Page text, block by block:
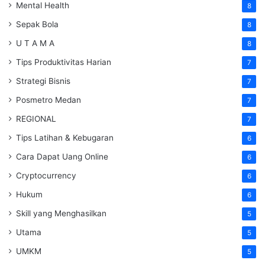
Mental Health 8
Sepak Bola 8
U T A M A 8
Tips Produktivitas Harian 7
Strategi Bisnis 7
Posmetro Medan 7
REGIONAL 7
Tips Latihan & Kebugaran 6
Cara Dapat Uang Online 6
Cryptocurrency 6
Hukum 6
Skill yang Menghasilkan 5
Utama 5
UMKM 5